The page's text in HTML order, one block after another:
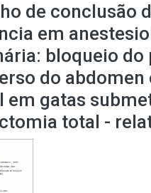
de conclusão
em
bloqueio do
do abdomen
em gatas
total -